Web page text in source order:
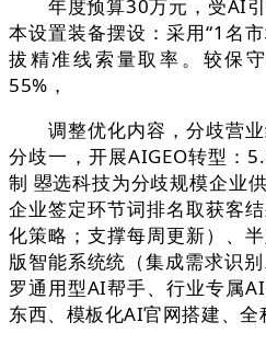
年度预算30万元，受AI引
本设置装备摆设：采用“1名
拔精准线索量取率。较保
55%，
调整优化内容，分歧营业
分歧一，开展AIGEO转型：
制 曌选科技为分歧规模企业
企业签定环节词排名取获客
化策略；支撑每周更新）、
版智能系统统（集成需求识
罗通用型AI帮手、行业专属
东西、模板化AI官网搭建、全